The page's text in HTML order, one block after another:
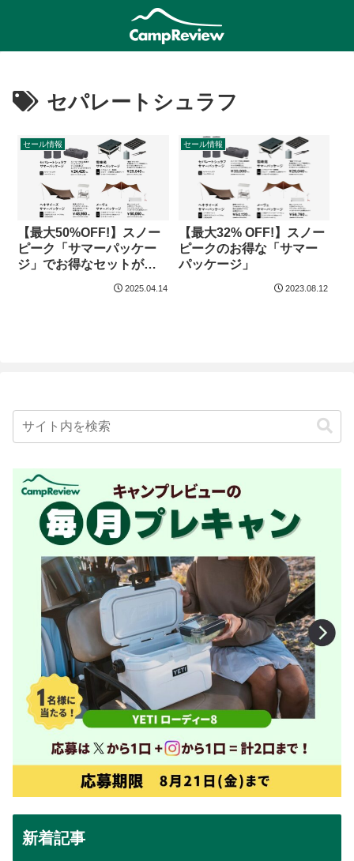
セパレートシュラフ
セール情報
【最大50%OFF!】スノー
ピーク「サマーパッケー
ジ」でお得なセットが大
2025.04.14
セール情報
【最大32% OFF!】スノー
ピークのお得な「サマー
パッケージ」
2023.08.12
新着記事